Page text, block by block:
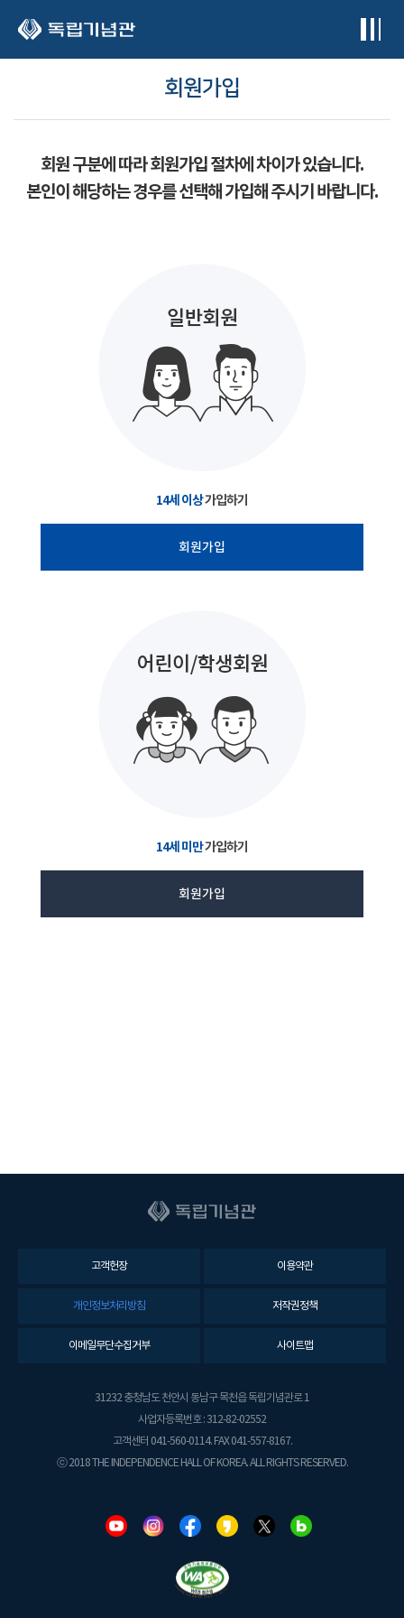
회원가입
회원 구분에 따라 회원가입 절차에 차이가 있습니다.
본인이 해당하는 경우를 선택해 가입해 주시기 바랍니다.
14세 이상가입하기
회원가입
14세 미만가입하기
회원가입
고객헌장 이용약관
개인정보처리방침 저작권정책
이메일무단수집거부 사이트맵
31232 충청남도 천안시 동남구 목천읍 독립기념관로 1
사업자등록번호 : 312-82-02552
고객센터 041-560-0114. FAX 041-557-8167.
ⓒ 2018 THE INDEPENDENCE HALL OF KOREA. ALL RIGHTS RESERVED.